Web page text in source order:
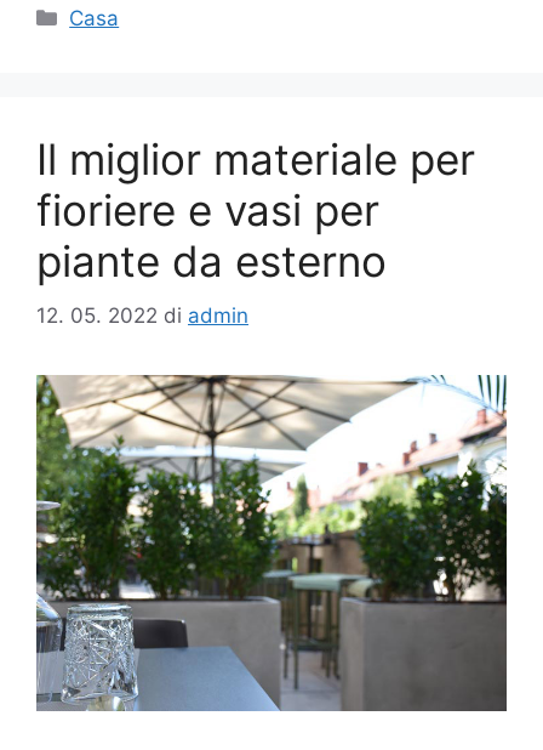
Categorie
Casa
Il miglior materiale per
fioriere e vasi per
piante da esterno
12. 05. 2022 di admin